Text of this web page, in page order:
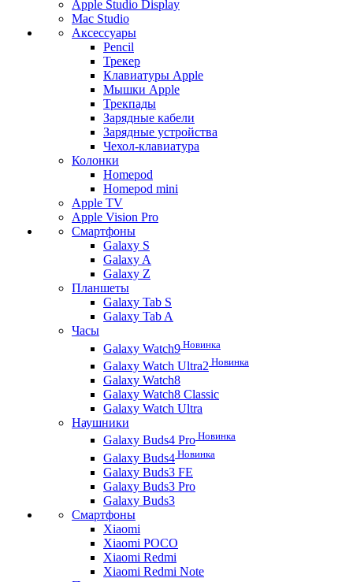
Apple Studio Display
Mac Studio
Аксессуары
Pencil
Трекер
Клавиатуры Apple
Мышки Apple
Трекпады
Зарядные кабели
Зарядные устройства
Чехол-клавиатура
Колонки
Homepod
Homepod mini
Apple TV
Apple Vision Pro
Смартфоны
Galaxy S
Galaxy A
Galaxy Z
Планшеты
Galaxy Tab S
Galaxy Tab A
Часы
Galaxy Watch9 Новинка
Galaxy Watch Ultra2 Новинка
Galaxy Watch8
Galaxy Watch8 Classic
Galaxy Watch Ultra
Наушники
Galaxy Buds4 Pro Новинка
Galaxy Buds4 Новинка
Galaxy Buds3 FE
Galaxy Buds3 Pro
Galaxy Buds3
Смартфоны
Xiaomi
Xiaomi POCO
Xiaomi Redmi
Xiaomi Redmi Note